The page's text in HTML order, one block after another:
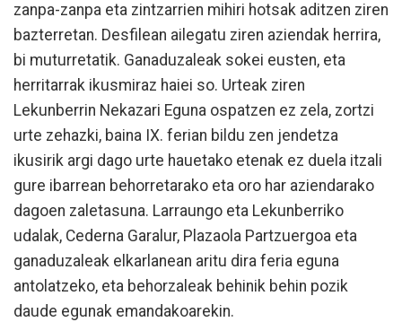
zanpa-zanpa eta zintzarrien mihiri hotsak aditzen ziren
bazterretan. Desfilean ailegatu ziren aziendak herrira,
bi muturretatik. Ganaduzaleak sokei eusten, eta
herritarrak ikusmiraz haiei so. Urteak ziren
Lekunberrin Nekazari Eguna ospatzen ez zela, zortzi
urte zehazki, baina IX. ferian bildu zen jendetza
ikusirik argi dago urte hauetako etenak ez duela itzali
gure ibarrean behorretarako eta oro har aziendarako
dagoen zaletasuna. Larraungo eta Lekunberriko
udalak, Cederna Garalur, Plazaola Partzuergoa eta
ganaduzaleak elkarlanean aritu dira feria eguna
antolatzeko, eta behorzaleak behinik behin pozik
daude egunak emandakoarekin.